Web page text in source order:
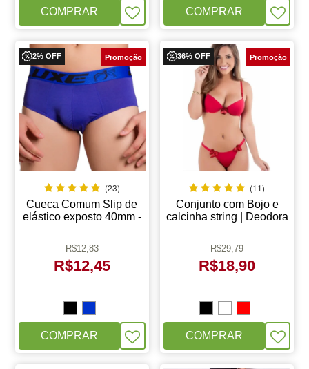
COMPRAR COMPRAR
2% OFF
(23)
Cueca Comum Slip de
elástico exposto 40mm -
R$12,83
R$12,45
COMPRAR
36% OFF
(11)
Conjunto com Bojo e
calcinha string | Deodora
R$29,79
R$18,90
COMPRAR